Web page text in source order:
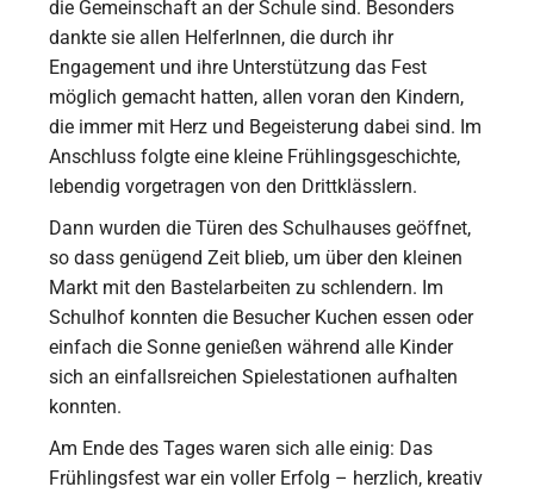
die Gemeinschaft an der Schule sind. Besonders
dankte sie allen HelferInnen, die durch ihr
Engagement und ihre Unterstützung das Fest
möglich gemacht hatten, allen voran den Kindern,
die immer mit Herz und Begeisterung dabei sind. Im
Anschluss folgte eine kleine Frühlingsgeschichte,
lebendig vorgetragen von den Drittklässlern.
Dann wurden die Türen des Schulhauses geöffnet,
so dass genügend Zeit blieb, um über den kleinen
Markt mit den Bastelarbeiten zu schlendern. Im
Schulhof konnten die Besucher Kuchen essen oder
einfach die Sonne genießen während alle Kinder
sich an einfallsreichen Spielestationen aufhalten
konnten.
Am Ende des Tages waren sich alle einig: Das
Frühlingsfest war ein voller Erfolg – herzlich, kreativ